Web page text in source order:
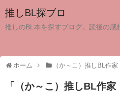
推しBL探ブロ
推しのBL本を探すブログ。読後の感
ホーム （か～こ）推しBL作
「 （か～こ）推しBL作